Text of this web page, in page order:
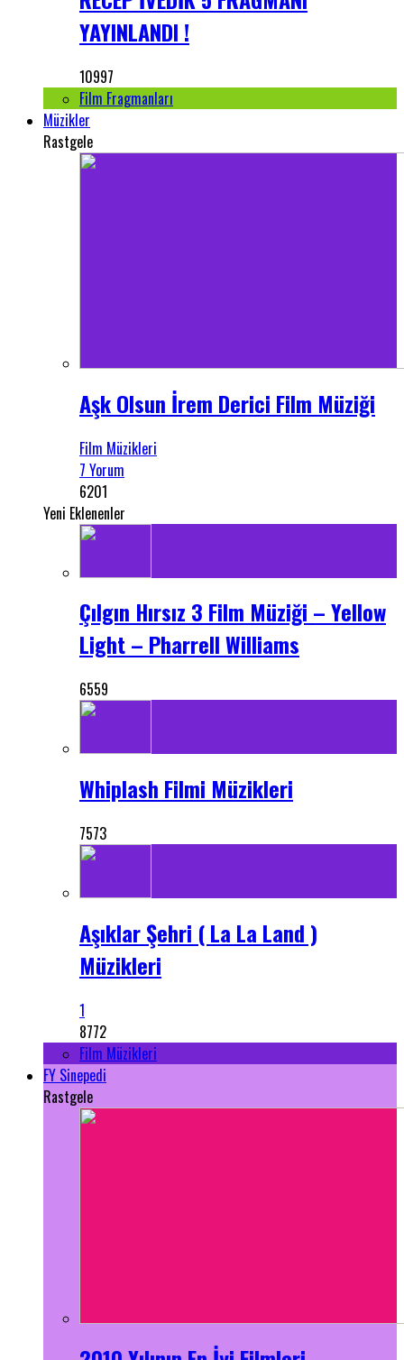
YAYINLANDI !
10997
Film Fragmanları
Müzikler
Rastgele
Aşk Olsun İrem Derici Film Müziği
Film Müzikleri
7 Yorum
6201
Yeni Eklenenler
Çılgın Hırsız 3 Film Müziği – Yellow
Light – Pharrell Williams
6559
Whiplash Filmi Müzikleri
7573
Aşıklar Şehri ( La La Land )
Müzikleri
1
8772
Film Müzikleri
FY Sinepedi
Rastgele